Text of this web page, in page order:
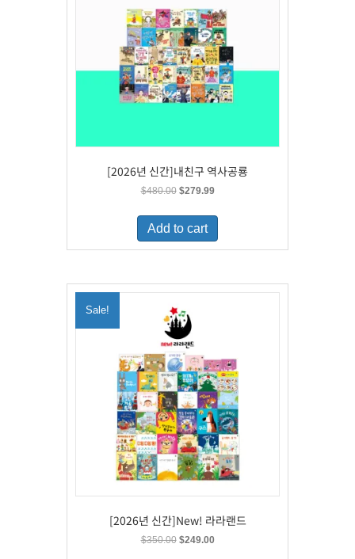
[2026년 신간]내친구 역사공룡
$480.00 Original
was:
$480.00.
$279.99Current
is:
Add to cart
Sale!
[2026년 신간]New! 라라랜드
$350.00 Original
$249.00Current